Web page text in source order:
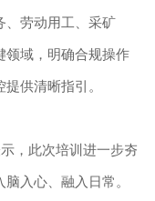
、劳动用工、采矿
领域，明确合规操作
供清晰指引。
，此次培训进一步夯
入心、融入日常。